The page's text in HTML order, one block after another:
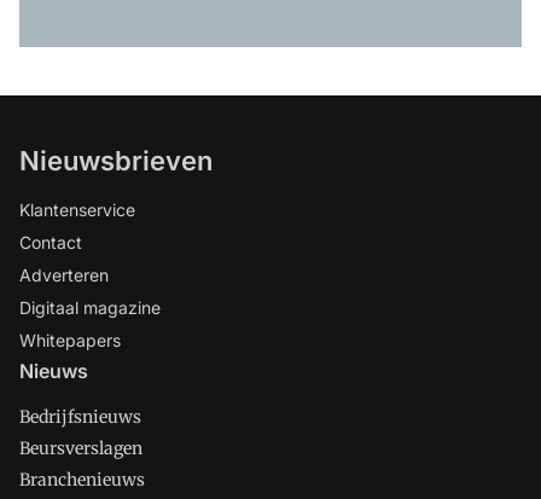
Nieuwsbrieven
Klantenservice
Contact
Adverteren
Digitaal magazine
Whitepapers
Nieuws
Bedrijfsnieuws
Beursverslagen
Branchenieuws